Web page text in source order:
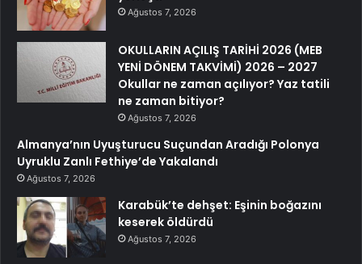
Ağustos 7, 2026
OKULLARIN AÇILIŞ TARİHİ 2026 (MEB
YENİ DÖNEM TAKVİMİ) 2026 – 2027
Okullar ne zaman açılıyor? Yaz tatili
ne zaman bitiyor?
Ağustos 7, 2026
Almanya’nın Uyuşturucu Suçundan Aradığı Polonya
Uyruklu Zanlı Fethiye’de Yakalandı
Ağustos 7, 2026
Karabük’te dehşet: Eşinin boğazını
keserek öldürdü
Ağustos 7, 2026